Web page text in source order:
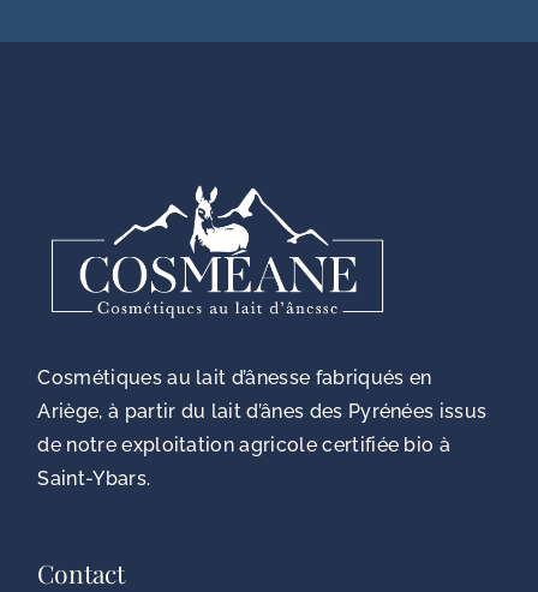
Cosmétiques au lait d’ânesse fabriqués en
Ariège, à partir du lait d’ânes des Pyrénées issus
de notre exploitation agricole certifiée bio à
Saint-Ybars.
Contact